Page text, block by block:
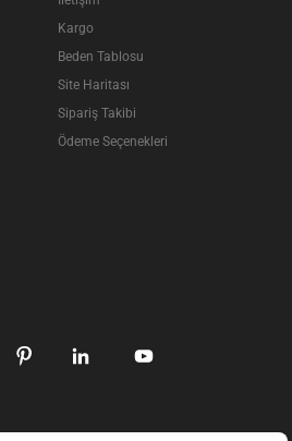
Kargo
Beden Tablosu
Site Haritası
Sipariş Takibi
Ödeme Seçenekleri